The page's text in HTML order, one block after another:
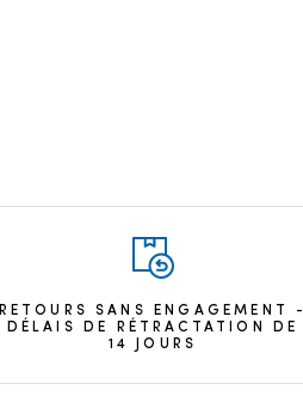
RETOURS SANS ENGAGEMENT -
DÉLAIS DE RÉTRACTATION DE
14 JOURS